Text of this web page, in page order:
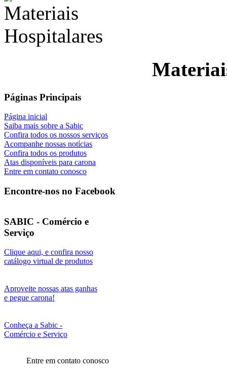
Páginas Principais
Página inicial
Saiba mais sobre a Sabic
Confira todos os nossos serviços
Acompanhe nossas notícias
Confira todos os produtos
Atas disponíveis para carona
Entre em contato conosco
Encontre-nos no Facebook
SABIC - Comércio e
Serviço
Clique aqui, e confira nosso
catálogo virtual de produtos
Aproveite nossas atas ganhas
e pegue carona!
Conheça a Sabic -
Comércio e Serviço
Entre em contato conosco